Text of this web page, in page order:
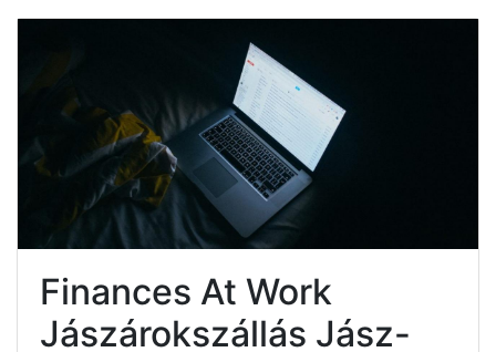
Finances At Work
Jászárokszállás Jász-